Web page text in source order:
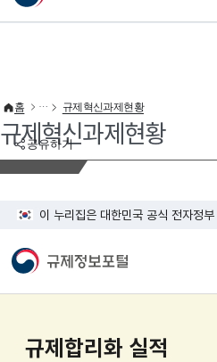
이 누리집은 대한민국 공식 전자정부 누리집입니다.
공유하기
홈 규제혁신과제현황
규제혁신과제현황